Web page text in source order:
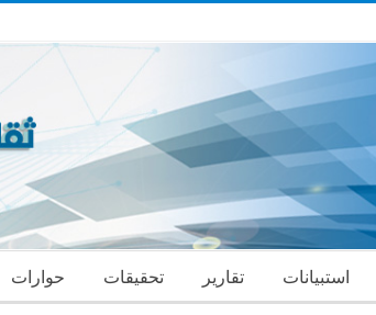
استبيانات تقارير تحقيقات حوارات